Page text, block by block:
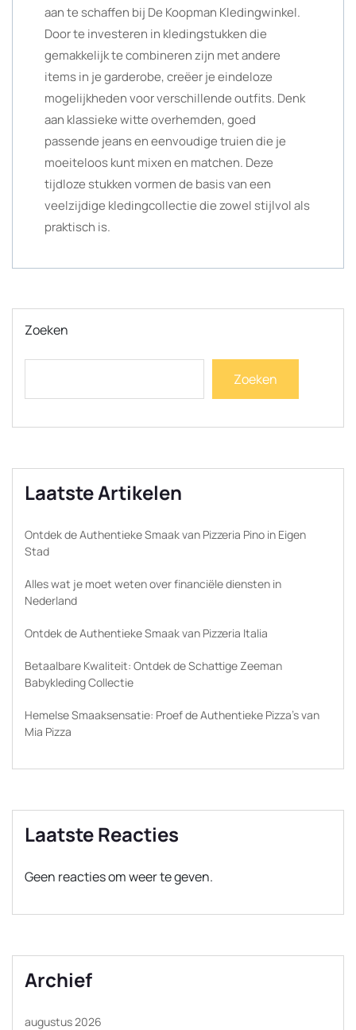
aan te schaffen bij De Koopman Kledingwinkel.
Door te investeren in kledingstukken die
gemakkelijk te combineren zijn met andere
items in je garderobe, creëer je eindeloze
mogelijkheden voor verschillende outfits. Denk
aan klassieke witte overhemden, goed
passende jeans en eenvoudige truien die je
moeiteloos kunt mixen en matchen. Deze
tijdloze stukken vormen de basis van een
veelzijdige kledingcollectie die zowel stijlvol als
praktisch is.
Zoeken
Zoeken
Laatste Artikelen
Ontdek de Authentieke Smaak van Pizzeria Pino in Eigen
Stad
Alles wat je moet weten over financiële diensten in
Nederland
Ontdek de Authentieke Smaak van Pizzeria Italia
Betaalbare Kwaliteit: Ontdek de Schattige Zeeman
Babykleding Collectie
Hemelse Smaaksensatie: Proef de Authentieke Pizza’s van
Mia Pizza
Laatste Reacties
Geen reacties om weer te geven.
Archief
augustus 2026